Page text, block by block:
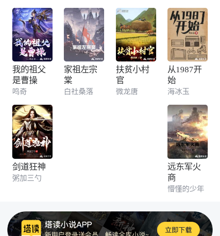
我的祖父
是曹操
鸣奇
家祖左宗
棠
白社桑落
扶贫小村
官
微龙唐
从1987开
始
海冰玉
剑道狂神
粥加三勺
远东军火
商
懵懂的少年